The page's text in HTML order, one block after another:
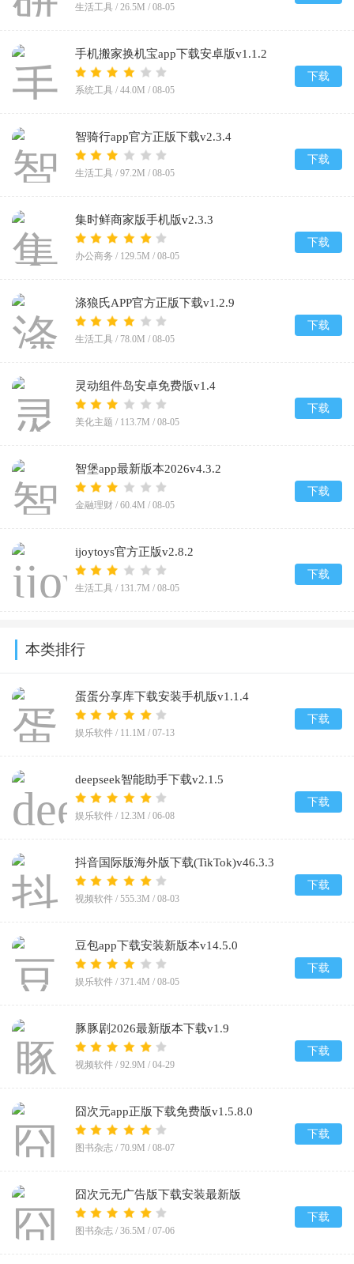
生活工具 / 26.5M / 08-05
手机搬家换机宝app下载安卓版v1.1.2
系统工具 / 44.0M / 08-05
下载
智骑行app官方正版下载v2.3.4
生活工具 / 97.2M / 08-05
下载
集时鲜商家版手机版v2.3.3
办公商务 / 129.5M / 08-05
下载
涤狼氏APP官方正版下载v1.2.9
生活工具 / 78.0M / 08-05
下载
灵动组件岛安卓免费版v1.4
美化主题 / 113.7M / 08-05
下载
智堡app最新版本2026v4.3.2
金融理财 / 60.4M / 08-05
下载
ijoytoys官方正版v2.8.2
生活工具 / 131.7M / 08-05
下载
本类排行
蛋蛋分享库下载安装手机版v1.1.4
娱乐软件 / 11.1M / 07-13
下载
deepseek智能助手下载v2.1.5
娱乐软件 / 12.3M / 06-08
下载
抖音国际版海外版下载(TikTok)v46.3.3
视频软件 / 555.3M / 08-03
下载
豆包app下载安装新版本v14.5.0
娱乐软件 / 371.4M / 08-05
下载
豚豚剧2026最新版本下载v1.9
视频软件 / 92.9M / 04-29
下载
囧次元app正版下载免费版v1.5.8.0
图书杂志 / 70.9M / 08-07
下载
囧次元无广告版下载安装最新版
2026v1.5.8.0
图书杂志 / 36.5M / 07-06
下载